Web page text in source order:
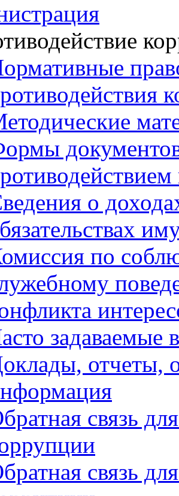
о
по
задаваемые
отчеты,
связь
связь